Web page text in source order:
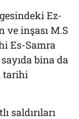
Ez-
ve inşası M.S
Es-Samra
bina da
tarihi
saldırıları